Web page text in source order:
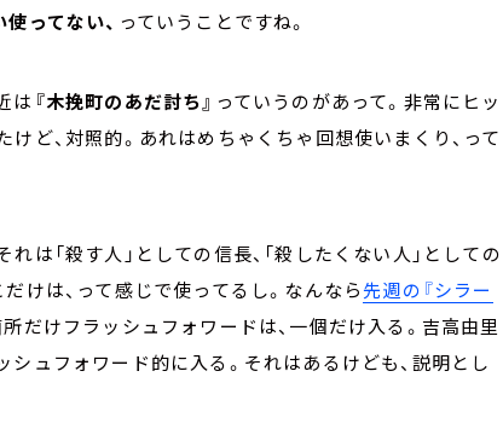
ってない、 っていうことですね。
は 『木挽町のあだ討ち』 っていうのがあって。非常にヒッ
ど、対照的。あれはめちゃくちゃ回想使いまくり、って
は「殺す人」としての信長、「殺したくない人」としての
けは、って感じで使ってるし。なんなら先週の『シラー
だけフラッシュフォワードは、一個だけ入る。吉高由里
ュフォワード的に入る。それはあるけども、説明とし